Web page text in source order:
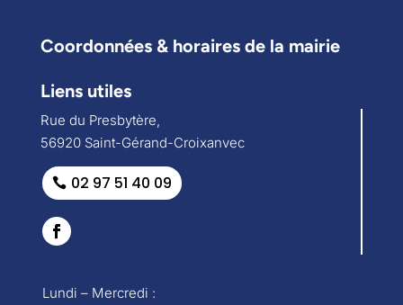
Coordonnées & horaires de la mairie
Liens utiles
Rue du Presbytère,
56920 Saint-Gérand-Croixanvec
02 97 51 40 09
Lundi – Mercredi :